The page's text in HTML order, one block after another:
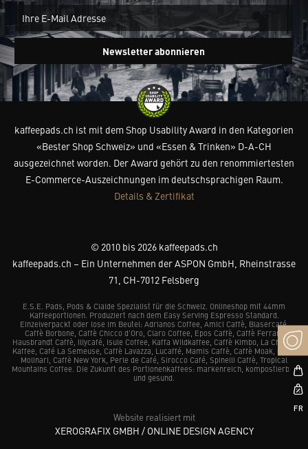
Newsletter abonnieren
kaffeepads.ch ist mit dem Shop Usability Award in den Kategorien
«Bester Shop Schweiz» und «Essen & Trinken» D-A-CH
ausgezeichnet worden. Der Award gehört zu den renommiertesten
E-Commerce-Auszeichnungen im deutschsprachigen Raum.
Details & Zertifikat
© 2010 bis 2026 kaffeepads.ch
kaffeepads.ch – Ein Unternehmen der ASPON GmbH, Rheinstrasse
71, CH-7012 Felsberg
E.S.E. Pads, Pods & Cialde Spezialist für die Schweiz. Onlineshop mit 44mm
Kaffeeportionen. Produziert nach dem Easy Serving Espresso Standard.
Einzelverpackt oder lose im Beutel: Adrianos Coffee, Amici Caffè, Blasercafé,
Caffè Borbone, Caffè Chicco d’Oro, Claro Coffee, Epos Caffè, Caffè Ferrari,
Hausbrandt Caffè, Illycafé, Isule Coffee, Kaffa Wildkaffee, Caffè Kimbo, La Chacra
Kaffee, Café La Semeuse, Caffè Lavazza, Lucaffé, Mamis Caffè, Caffè Moak, Caffè
Molinari, Caffè New York, Perle de Café, Sirocco Café, Spinelli Caffè, Tropical
Mountains Coffee. Die Zukunft des Portionenkaffees: markenreich, kompostierbar
und gesund.
Website realisiert mit
XEROGRAFIX GMBH / ONLINE DESIGN AGENCY